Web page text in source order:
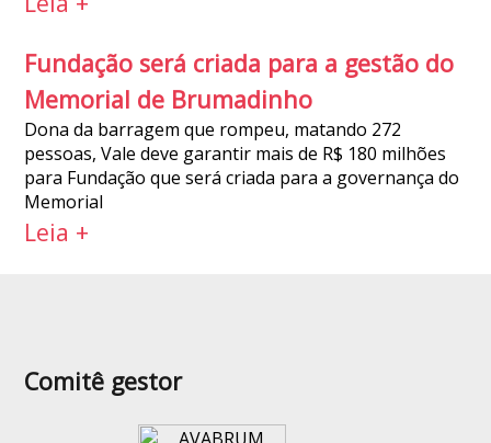
Fundação será criada para a gestão do
Memorial de Brumadinho
Dona da barragem que rompeu, matando 272
pessoas, Vale deve garantir mais de R$ 180 milhões
para Fundação que será criada para a governança do
Memorial
Leia +
Comitê gestor